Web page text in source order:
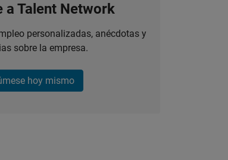
a Talent Network
personalizadas, anécdotas y
sobre la empresa.
hoy mismo